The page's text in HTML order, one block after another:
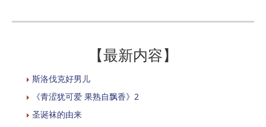
【最新内容】
斯洛伐克好男儿
《青涩犹可爱 果熟自飘香》2
圣诞袜的由来